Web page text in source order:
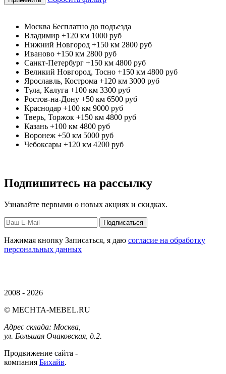
Москва Бесплатно до подъезда
Владимир +120 км 1000 руб
Нижний Новгород +150 км 2800 руб
Иваново +150 км 2800 руб
Санкт-Петербург +150 км 4800 руб
Великий Новгород, Тосно +150 км 4800 руб
Ярославль, Кострома +120 км 3000 руб
Тула, Калуга +100 км 3300 руб
Ростов-на-Дону +50 км 6500 руб
Краснодар +100 км 9000 руб
Тверь, Торжок +150 км 4800 руб
Казань +100 км 4800 руб
Воронеж +50 км 5000 руб
Чебоксары +120 км 4200 руб
Подпишитесь на рассылку
Узнавайте первыми о новых акциях и скидках.
Нажимая кнопку Записаться, я даю согласие на обработку
персональных данных
2008 - 2026
© MECHTA-MEBEL.RU
Адрес склада: Москва,
ул. Большая Очаковская, д.2.
Продвижение сайта -
компания Бихайв.